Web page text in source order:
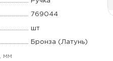
769044
шт
Бронза (Латунь)
мм